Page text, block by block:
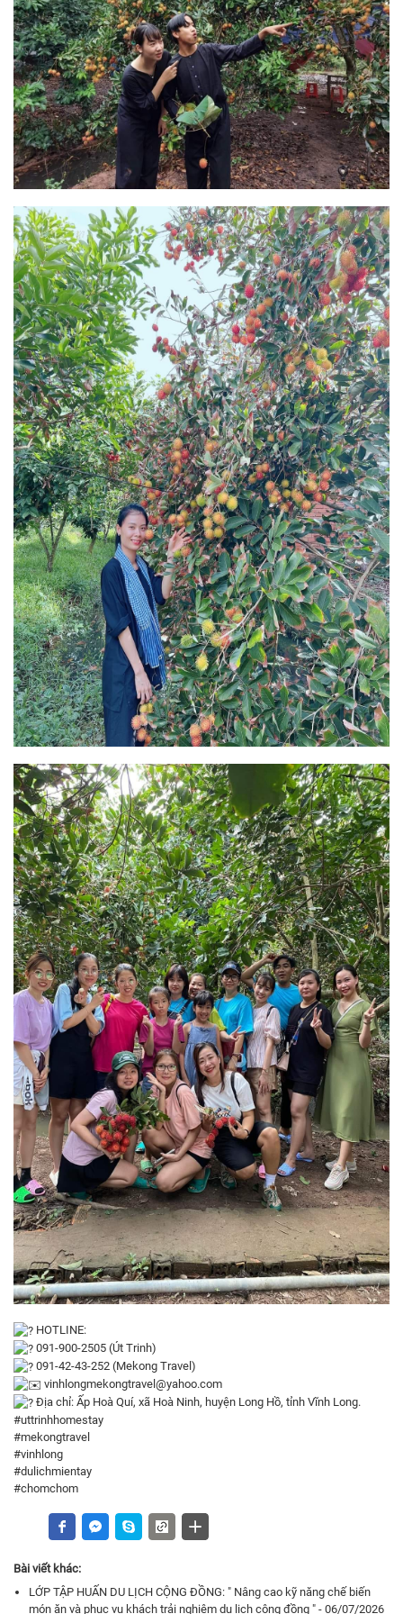
HOTLINE:
091-900-2505 (Út Trinh)
091-42-43-252 (Mekong Travel)
vinhlongmekongtravel@yahoo.com
Địa chỉ: Ấp Hoà Quí, xã Hoà Ninh, huyện Long Hồ, tỉnh Vĩnh Long.
#uttrinhhomestay
#mekongtravel
#vinhlong
#dulichmientay
#chomchom
Bài viết khác:
LỚP TẬP HUẤN DU LỊCH CỘNG ĐỒNG: " Nâng cao kỹ năng chế biến
món ăn và phục vụ khách trải nghiệm du lịch cộng đồng " - 06/07/2026